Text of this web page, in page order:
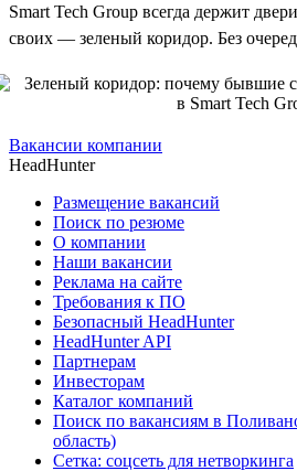
Smart Tech Group всегда держит
своих — зеленый коридор. Без
Вакансии компании
HeadHunter
Размещение вакансий
Поиск по резюме
О компании
Наши вакансии
Реклама на сайте
Требования к ПО
Безопасный HeadHunter
HeadHunter API
Партнерам
Инвесторам
Каталог компаний
Поиск по вакансиям в
область)
Сетка: соцсеть для нетворкинга